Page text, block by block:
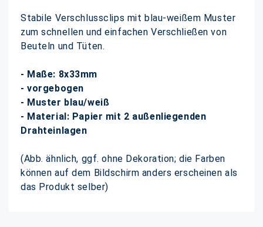
Stabile Verschlussclips mit blau-weißem Muster
zum schnellen und einfachen Verschließen von
Beuteln und Tüten.
- Maße: 8x33mm
- vorgebogen
- Muster blau/weiß
- Material: Papier mit 2 außenliegenden
Drahteinlagen
(Abb. ähnlich, ggf. ohne Dekoration; die Farben
können auf dem Bildschirm anders erscheinen als
das Produkt selber)